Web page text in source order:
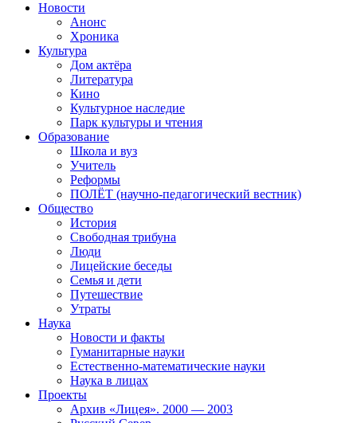
Новости
Анонс
Хроника
Культура
Дом актёра
Литература
Кино
Культурное наследие
Парк культуры и чтения
Образование
Школа и вуз
Учитель
Реформы
ПОЛЁТ (научно-педагогический вестник)
Общество
История
Свободная трибуна
Люди
Лицейские беседы
Семья и дети
Путешествие
Утраты
Наука
Новости и факты
Гуманитарные науки
Естественно-математические науки
Наука в лицах
Проекты
Архив «Лицея». 2000 — 2003